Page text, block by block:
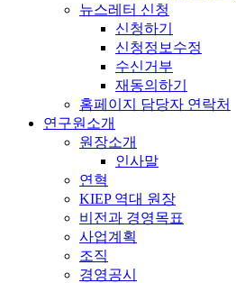
뉴스레터 신청
신청하기
신청정보수정
수신거부
재동의하기
홈페이지 담당자 연락처
연구원소개
원장소개
인사말
연혁
KIEP 역대 원장
비전과 경영목표
사업계획
조직
경영공시